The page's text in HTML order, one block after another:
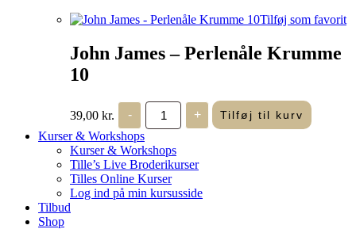
Tilføj som favorit
John James – Perlenåle Krumme
10
39,00 kr. -
John
James
-
Perlenåle
Krumme
10
antal
+ Tilføj til kurv
Kurser & Workshops
Kurser & Workshops
Tille’s Live Broderikurser
Tilles Online Kurser
Log ind på min kursusside
Tilbud
Shop